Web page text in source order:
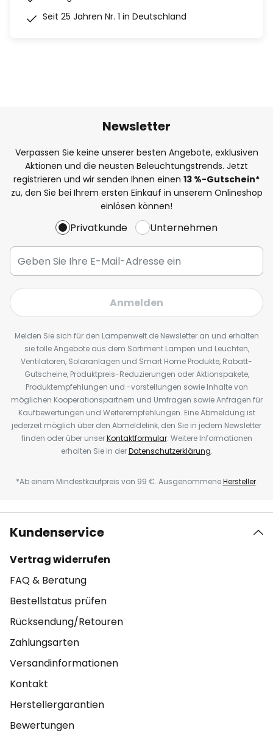
Seit 25 Jahren Nr. 1 in Deutschland
Newsletter
Verpassen Sie keine unserer besten Angebote, exklusiven
Aktionen und die neusten Beleuchtungstrends. Jetzt
registrieren und wir senden Ihnen einen 13 %-Gutschein*
zu, den Sie bei Ihrem ersten Einkauf in unserem Onlineshop
einlösen können!
Privatkunde Unternehmen
Anmelden
Melden Sie sich für den Lampenwelt.de Newsletter an und erhalten
sie tolle Angebote aus dem Sortiment Lampen und Leuchten,
Ventilatoren, Solaranlagen und Smart Home Produkte, Rabatt-
Gutscheine, Produktpreis-Reduzierungen oder Aktionspakete,
Produktempfehlungen und -vorstellungen sowie Inhalte von
möglichen Kooperationspartnern und Umfragen sowie Anfragen für
Kaufbewertungen und Weiterempfehlungen. Eine Abmeldung ist
jederzeit möglich über den Abmeldelink, den Sie in jedem Newsletter
finden oder über unserKontaktformular. Weitere Informationen
erhalten Sie in derDatenschutzerklärung.
*Ab einem Mindestkaufpreis von 99 €. AusgenommeneHersteller.
Kundenservice
Vertrag widerrufen
FAQ & Beratung
Bestellstatus prüfen
Rücksendung/Retouren
Zahlungsarten
Versandinformationen
Kontakt
Herstellergarantien
Bewertungen